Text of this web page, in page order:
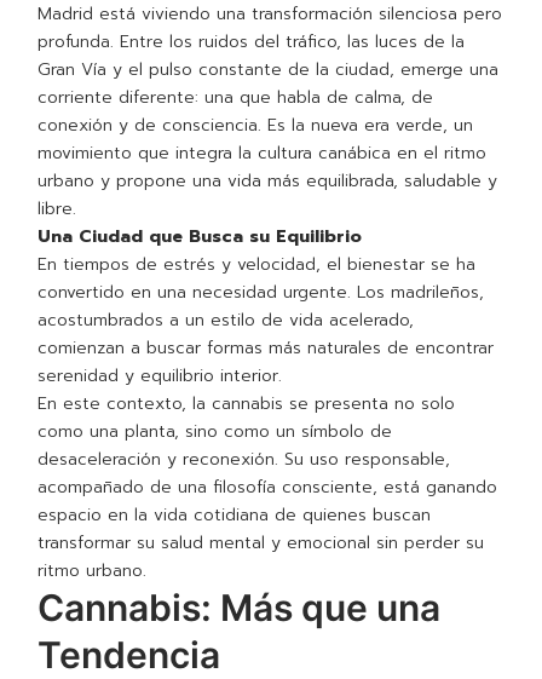
Madrid está viviendo una transformación silenciosa pero
profunda. Entre los ruidos del tráfico, las luces de la
Gran Vía y el pulso constante de la ciudad, emerge una
corriente diferente: una que habla de calma, de
conexión y de consciencia. Es la nueva era verde, un
movimiento que integra la cultura canábica en el ritmo
urbano y propone una vida más equilibrada, saludable y
libre.
Una Ciudad que Busca su Equilibrio
En tiempos de estrés y velocidad, el bienestar se ha
convertido en una necesidad urgente. Los madrileños,
acostumbrados a un estilo de vida acelerado,
comienzan a buscar formas más naturales de encontrar
serenidad y equilibrio interior.
En este contexto, la cannabis se presenta no solo
como una planta, sino como un símbolo de
desaceleración y reconexión. Su uso responsable,
acompañado de una filosofía consciente, está ganando
espacio en la vida cotidiana de quienes buscan
transformar su salud mental y emocional sin perder su
ritmo urbano.
Cannabis: Más que una
Tendencia